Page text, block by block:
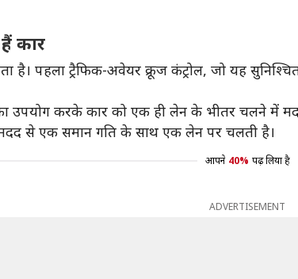
कार
पहला ट्रैफिक-अवेयर क्रूज कंट्रोल, जो यह
उपयोग करके कार को एक ही लेन के भीतर चलने में
मदद से एक समान गति के साथ एक लेन पर चलती है।
आपने 40% पढ़ लिया है
ADVERTISEMENT